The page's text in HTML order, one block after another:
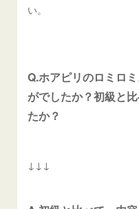
い。
Q.ホアピリのロミロ
がでしたか？初級と
たか？
↓↓↓